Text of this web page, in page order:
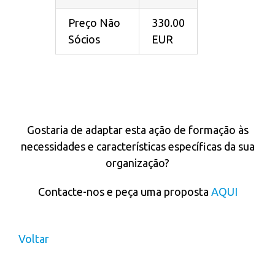
Preço Não
Sócios
330.00
EUR
Gostaria de adaptar esta ação de formação às
necessidades e características específicas da sua
organização?
Contacte-nos e peça uma proposta AQUI
Voltar